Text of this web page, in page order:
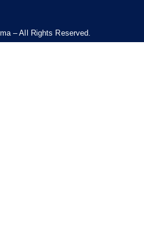
– All Rights Reserved.